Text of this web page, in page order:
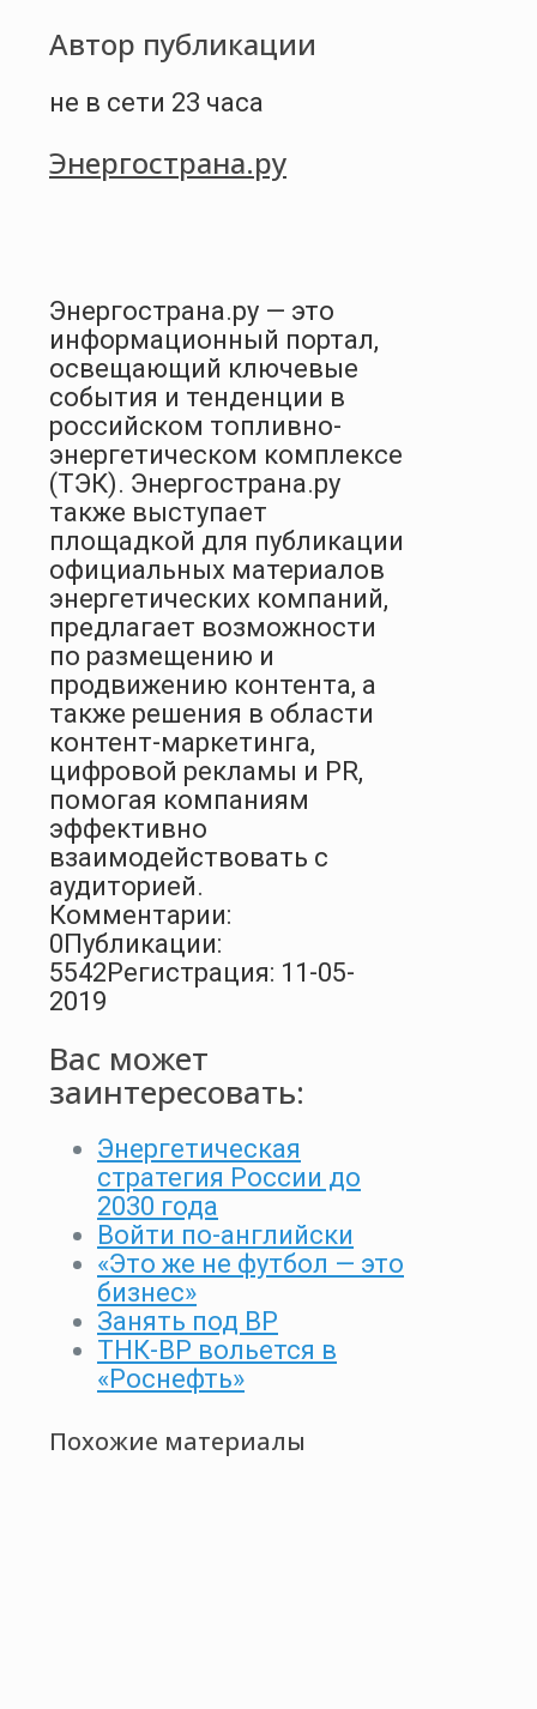
Автор публикации
не в сети 23 часа
Энергострана.ру
Энергострана.ру — это
информационный портал,
освещающий ключевые
события и тенденции в
российском топливно-
энергетическом комплексе
(ТЭК). Энергострана.ру
также выступает
площадкой для публикации
официальных материалов
энергетических компаний,
предлагает возможности
по размещению и
продвижению контента, а
также решения в области
контент-маркетинга,
цифровой рекламы и PR,
помогая компаниям
эффективно
взаимодействовать с
аудиторией.
Комментарии:
0Публикации:
5542Регистрация: 11-05-
2019
Вас может
заинтересовать:
Энергетическая
стратегия России до
2030 года
Войти по-английски
«Это же не футбол — это
бизнес»
Занять под ВР
ТНК-ВР вольется в
«Роснефть»
Похожие материалы